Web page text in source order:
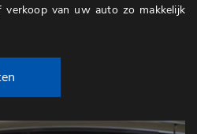
van uw auto zo makkelijk